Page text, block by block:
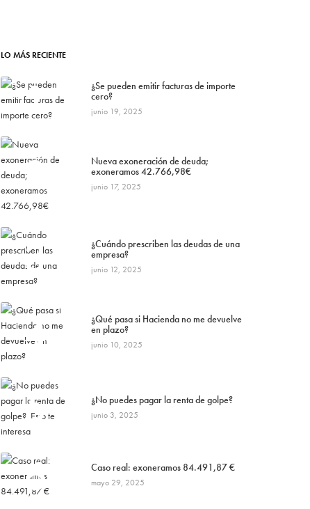
LO MÁS RECIENTE
1
¿Se pueden emitir facturas de importe
cero?
junio 19, 2025
2
Nueva exoneración de deuda;
exoneramos 42.766,98€
junio 17, 2025
3
¿Cuándo prescriben las deudas de una
empresa?
junio 12, 2025
4
¿Qué pasa si Hacienda no me devuelve
en plazo?
junio 10, 2025
5 ¿No puedes pagar la renta de golpe?
junio 3, 2025
6 Caso real: exoneramos 84.491,87 €
mayo 29, 2025